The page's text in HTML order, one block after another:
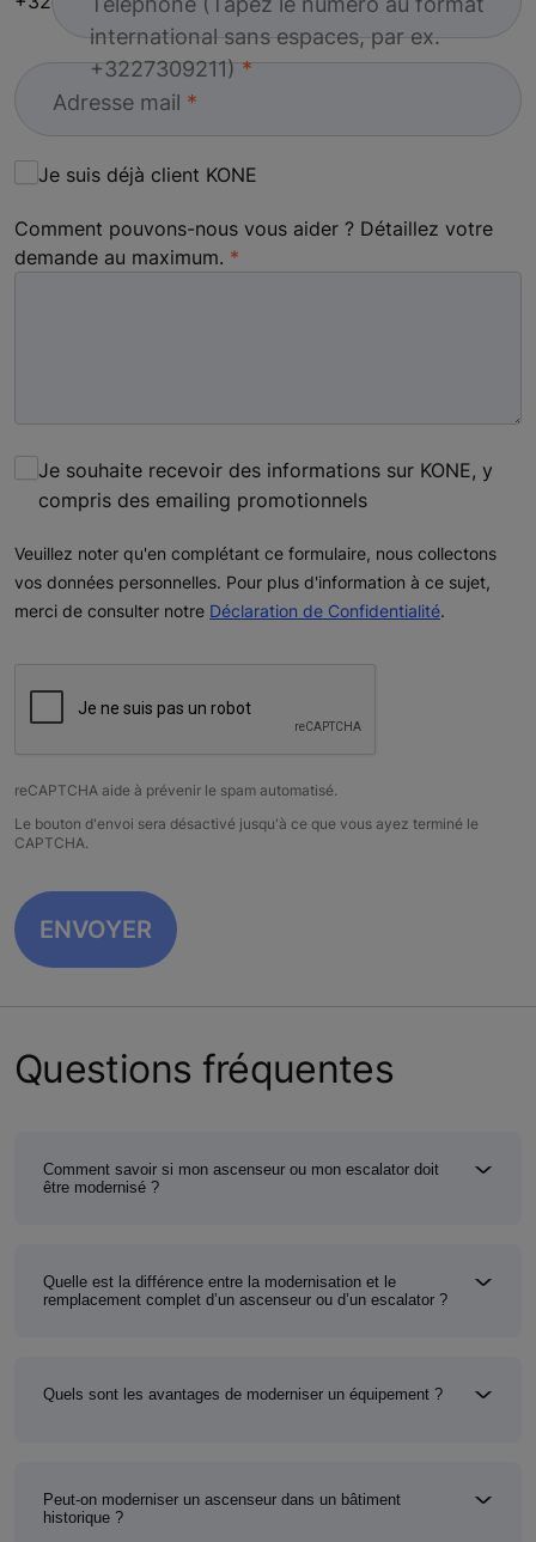
international sans espaces, par ex.
+3227309211)
Adresse mail
Je suis déjà client KONE
Comment pouvons-nous vous aider ? Détaillez votre
demande au maximum.
Je souhaite recevoir des informations sur KONE, y
compris des emailing promotionnels
Veuillez noter qu'en complétant ce formulaire, nous collectons
vos données personnelles. Pour plus d'information à ce sujet,
merci de consulter notre Déclaration de Confidentialité.
reCAPTCHA aide à prévenir le spam automatisé.
Le bouton d'envoi sera désactivé jusqu'à ce que vous ayez terminé le
CAPTCHA.
Questions fréquentes
Comment savoir si mon ascenseur ou mon escalator doit
être modernisé ?
Quelle est la différence entre la modernisation et le
remplacement complet d’un ascenseur ou d’un escalator ?
Quels sont les avantages de moderniser un équipement ?
Peut-on moderniser un ascenseur dans un bâtiment
historique ?